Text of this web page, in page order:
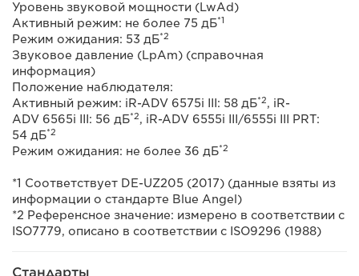
Уровень звуковой мощности (LwAd)
Активный режим: не более 75 дБ*1
Режим ожидания: 53 дБ*2
Звуковое давление (LpAm) (справочная
информация)
Положение наблюдателя:
Активный режим: iR-ADV 6575i III: 58 дБ*2, iR-
ADV 6565i III: 56 дБ*2, iR-ADV 6555i III/6555i III PRT:
54 дБ*2
Режим ожидания: не более 36 дБ*2
*1 Соответствует DE-UZ205 (2017) (данные взяты из
информации о стандарте Blue Angel)
*2 Референсное значение: измерено в соответствии с
ISO7779, описано в соответствии с ISO9296 (1988)
Стандарты